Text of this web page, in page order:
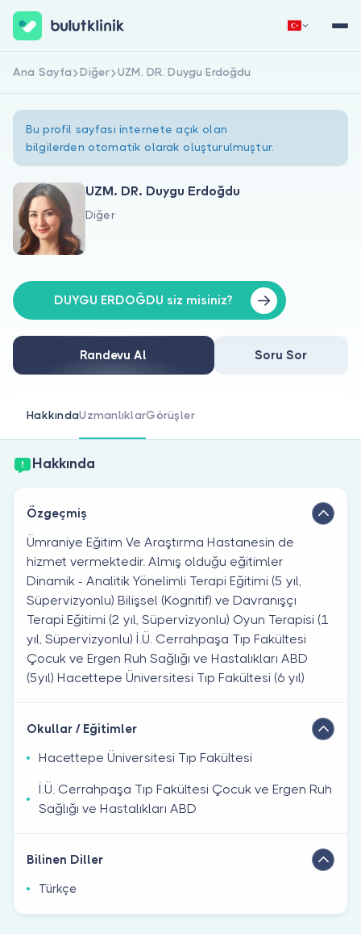
Hakkımızda
Doktorlar için
Doktor musunuz?
Hemen Kaydol Giriş Yap
Ana Sayfa Diğer UZM. DR. Duygu Erdoğdu
Bu profil sayfası internete açık olan
bilgilerden otomatik olarak oluşturulmuştur.
UZM. DR. Duygu Erdoğdu
Diğer
DUYGU ERDOĞDU siz misiniz?
Randevu Al Soru Sor
HakkındaUzmanlıklarGörüşler
Hakkında
Özgeçmiş
Ümraniye Eğitim Ve Araştırma Hastanesin de
hizmet vermektedir. Almış olduğu eğitimler
Dinamik - Analitik Yönelimli Terapi Eğitimi (5 yıl,
Süpervizyonlu) Bilişsel (Kognitif) ve Davranışçı
Terapi Eğitimi (2 yıl, Süpervizyonlu) Oyun Terapisi (1
yıl, Süpervizyonlu) İ.Ü. Cerrahpaşa Tıp Fakültesi
Çocuk ve Ergen Ruh Sağlığı ve Hastalıkları ABD
(5yıl) Hacettepe Üniversitesi Tıp Fakültesi (6 yıl)
Okullar / Eğitimler
Hacettepe Üniversitesi Tıp Fakültesi
İ.Ü. Cerrahpaşa Tıp Fakültesi Çocuk ve Ergen Ruh
Sağlığı ve Hastalıkları ABD
Bilinen Diller
Türkçe